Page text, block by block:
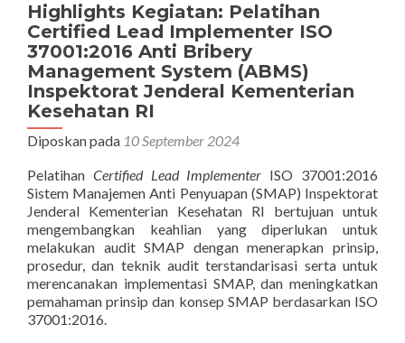
Highlights Kegiatan: Pelatihan
Certified Lead Implementer ISO
37001:2016 Anti Bribery
Management System (ABMS)
Inspektorat Jenderal Kementerian
Kesehatan RI
Diposkan pada 10 September 2024
Pelatihan Certified Lead Implementer ISO 37001:2016
Sistem Manajemen Anti Penyuapan (SMAP) Inspektorat
Jenderal Kementerian Kesehatan RI bertujuan untuk
mengembangkan keahlian yang diperlukan untuk
melakukan audit SMAP dengan menerapkan prinsip,
prosedur, dan teknik audit terstandarisasi serta untuk
merencanakan implementasi SMAP, dan meningkatkan
pemahaman prinsip dan konsep SMAP berdasarkan ISO
37001:2016.